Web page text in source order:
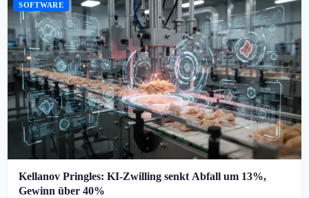
SOFTWARE
Kellanov Pringles: KI-Zwilling senkt Abfall um 13%,
Gewinn über 40%